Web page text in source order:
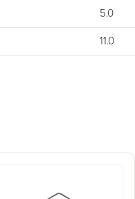
5.0
11.0